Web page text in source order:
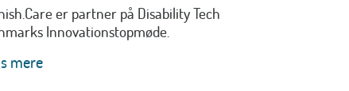
er partner på Disability Tech
Innovationstopmøde.
mere